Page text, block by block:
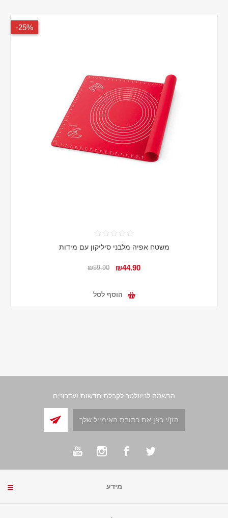
25%-
משטח אפיה מלבני סיליקון עם מידות
₪44.90
₪59.90
הוסף לסל
הרשמה לניוזלטר לקבלת חדשות ועדכונים
מידע